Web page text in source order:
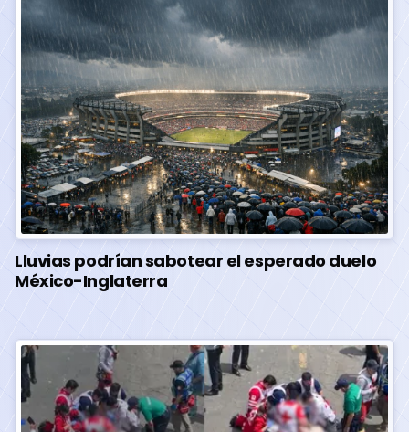
Lluvias podrían sabotear el esperado duelo
México-Inglaterra